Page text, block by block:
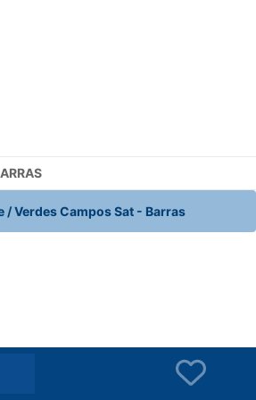
/ Verdes Campos Sat- Barras